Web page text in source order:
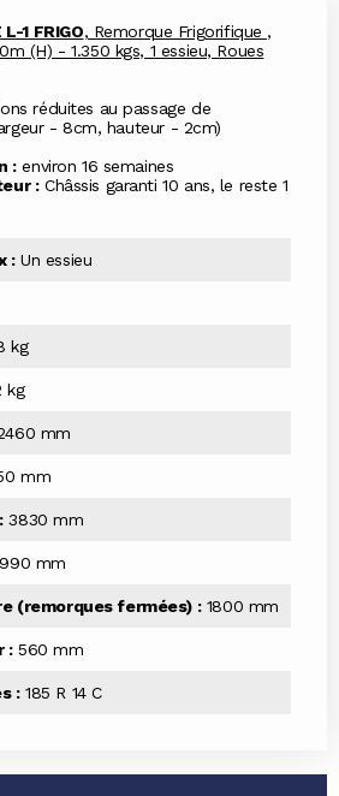
L-1 FRIGO, Remorque Frigorifique ,
(H) - 1.350 kgs, 1 essieu, Roues
réduites au passage de
- 8cm, hauteur - 2cm)
:environ 16 semaines
:Châssis garanti 10 ans, le reste 1
:Un essieu
kg
kg
mm
mm
3830 mm
mm
(remorques fermées) :1800 mm
:560 mm
:185 R 14 C